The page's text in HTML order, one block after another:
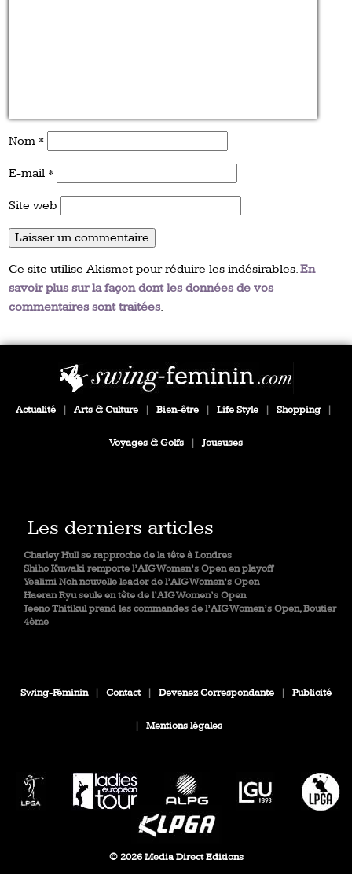
Nom *
E-mail *
Site web
Ce site utilise Akismet pour réduire les indésirables.En
savoir plus sur la façon dont les données de vos
commentaires sont traitées.
Actualité Arts & Culture Bien-être Life Style Shopping
Voyages & Golfs Joueuses
Les derniers articles
Charley Hull se rapproche de la tête à Londres
Shiho Kuwaki remporte l’AIG Women’s Open en playoff
Yealimi Noh nouvelle leader de l’AIG Women’s Open
Haeran Ryu seule en tête de l’AIG Women’s Open
Jeeno Thitikul prend les commandes de l’AIG Women’s Open, Boutier
4ème
Swing-Féminin Contact Devenez Correspondante Publicité
Mentions légales
© 2026 Media Direct Editions